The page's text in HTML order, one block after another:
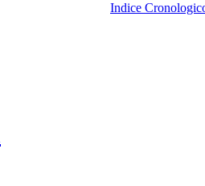
Indice